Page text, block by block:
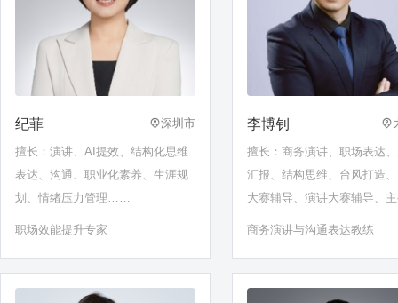
纪菲 深圳市
擅长：演讲、AI提效、结构化思维
表达、沟通、职业化素养、生涯规
划、情绪压力管理……
职场效能提升专家
李博钊
擅长：商务演讲、职场表达
汇报、结构思维、台风打造
大赛辅导、演讲大赛辅导、
辅导、团队沟通、情商赋能
商务演讲与沟通表达教练